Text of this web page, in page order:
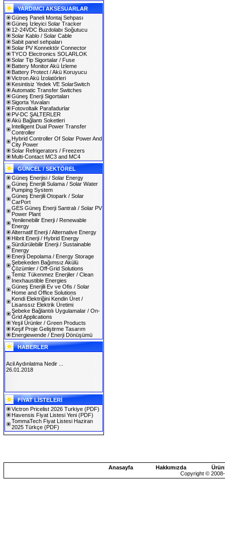
YARDIMCI AKSESUARLAR
Güneş Paneli Montaj Sehpası
Güneş İzleyici Solar Tracker
12-24VDC Buzdolabı Soğutucu
Solar Kablo / Solar Cable
Sabit panel sehpaları
Solar PV Konnektör Connector
TYCO Electronics SOLARLOK
Solar Tip Sigortalar / Fuse
Battery Monitor Akü İzleme
Battery Protect / Akü Koruyucu
Victron Akü İzolatörleri
Kesintisiz Yedek VE SolarSwitch
Automatic Transfer Switches
Güneş Enerji Sigortaları
Sigorta Yuvaları
Fotovoltaik Parafadurlar
PV-DC ŞALTERLER
Akü Bağlantı Soketleri
Intelligent Dual Power Transfer
Controller
Hybrid Controller Of Solar Power And
City Power
Solar Refrigerators / Freezers
Multi-Contact MC3 and MC4
GÜNCEL / SEKTÖREL
Güneş Enerjisi / Solar Energy
Güneş Enerjili Sulama / Solar Water
Pumping System
Güneş Enerjili Otopark / Solar
CarPort
GES Güneş Enerji Santralı / Solar PV
Power Plant
Yenilenebilir Enerji / Renewable
Energy
Alternatif Enerji / Alternative Energy
Hibrit Enerji / Hybrid Energy
Sürdürülebilir Enerji / Sustainable
Energy
Enerji Depolama / Energy Storage
Şebekeden Bağımsız Akülü
Çözümler / Off-Grid Solutions
Temiz Tükenmez Enerjiler / Clean
Inexhaustible Energies
Güneş Enerjili Ev ve Ofis / Solar
Home and Office Solutions
Kendi Elektriğini Kendin Üret /
Lisanssız Elektrik Üretimi
Şebeke Bağlantılı Uygulamalar / On-
Grid Applications
Yeşil Ürünler / Green Products
Keşif Proje Geliştirme Tasarım
Energiewende / Enerji Dönüşümü
HABERLER
SOLAREX ISTANBUL 2019
30.01.2019
Acil Aydınlatma Nedir ...
26.01.2018
FİYAT LİSTELERİ
Victron Pricelist 2026 Turkiye (PDF)
Havensis Fiyat Listesi Yeni (PDF)
TommaTech Fiyat Listesi Haziran
2025 Türkçe (PDF)
Anasayfa Hakkımızda
Copyright ©